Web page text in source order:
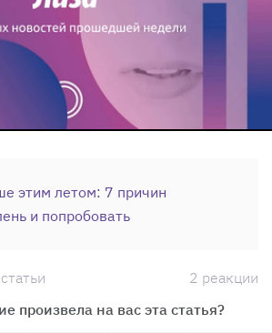
этим летом: 7 причин
и попробовать
2 реакции
произвела на вас эта статья?